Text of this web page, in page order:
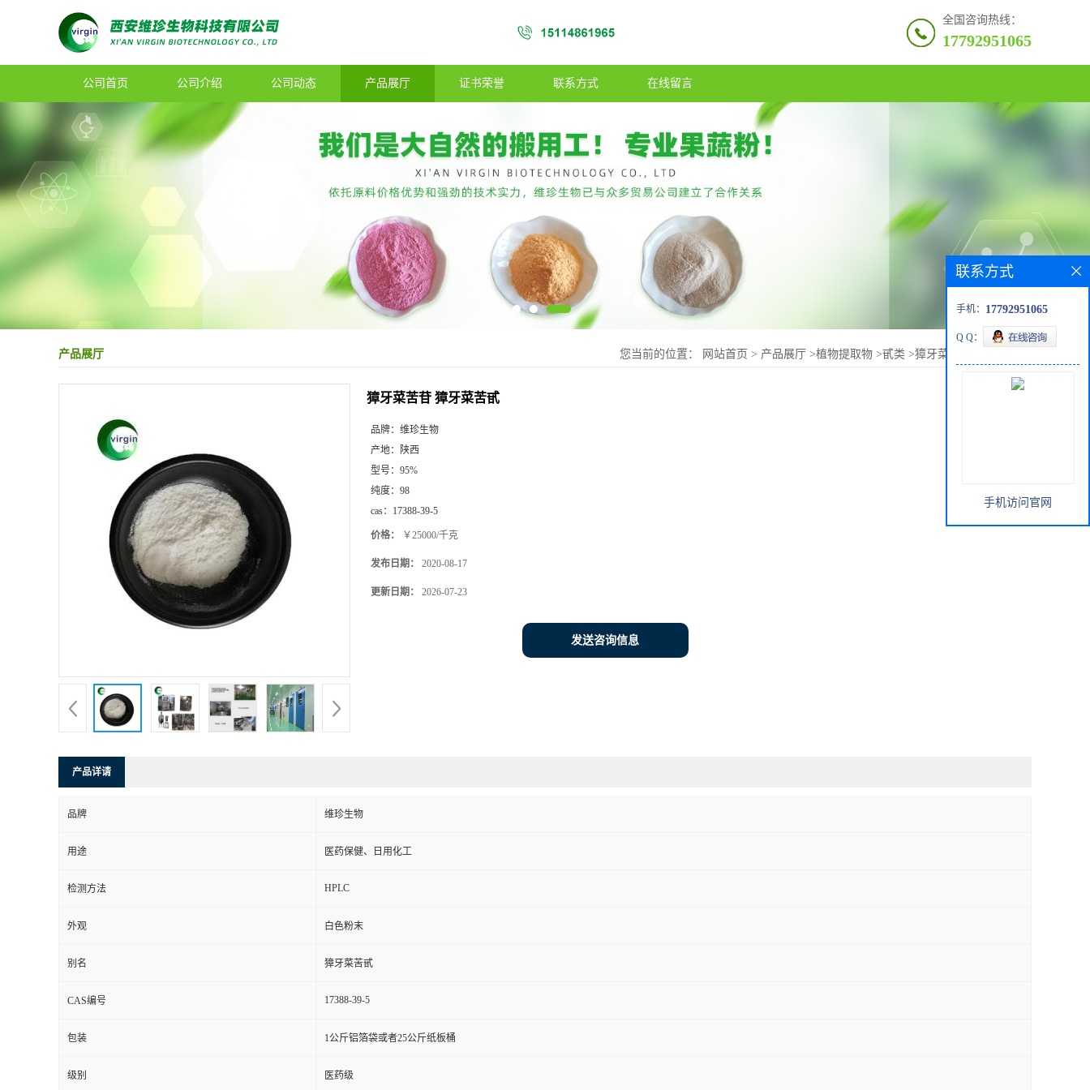
全国咨询热线：
17792951065
公司首页 公司介绍 公司动态 产品展厅 证书荣誉 联系方式 在线留言
产品展厅 您当前的位置： 网站首页 > 产品展厅 >植物提取物 >甙类 >獐牙菜苦苷 獐牙菜苦甙
獐牙菜苦苷 獐牙菜苦甙
品牌： 维珍生物
产地：
陕西
型号： 95%
纯度： 98
cas： 17388-39-5
价格： ￥25000/千克
发布日期： 2020-08-17
更新日期： 2026-07-23
发送咨询信息
产品详请
品牌 维珍生物
用途 医药保健、日用化工
检测方法 HPLC
外观 白色粉末
别名 獐牙菜苦甙
CAS编号 17388-39-5
包装 1公斤铝箔袋或者25公斤纸板桶
级别 医药级
联系方式
手机： 17792951065
Q Q：
手机访问官网